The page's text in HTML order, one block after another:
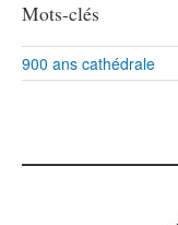
Mots-clés
900 ans cathédrale